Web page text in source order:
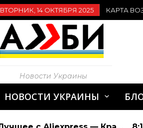
ВТОРНИК, 14 ОКТЯБРЯ 2025 КАРТА
Новости Украины
НОВОСТИ УКРАИНЫ